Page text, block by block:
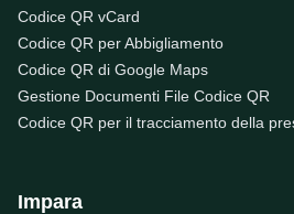
Codice QR vCard
Codice QR per Abbigliamento
Codice QR di Google Maps
Gestione Documenti File Codice QR
Codice QR per il tracciamento della
Impara